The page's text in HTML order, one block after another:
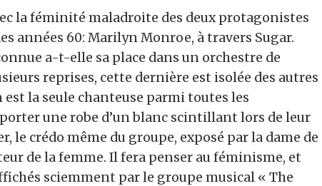
la féminité maladroite des deux protagonistes
années 60: Marilyn Monroe, à travers Sugar.
a-t-elle sa place dans un orchestre de
reprises, cette dernière est isolée des autres
est la seule chanteuse parmi toutes les
une robe d’un blanc scintillant lors de leur
le crédo même du groupe, exposé par la dame de
de la femme. Il fera penser au féminisme, et
sciemment par le groupe musical « The